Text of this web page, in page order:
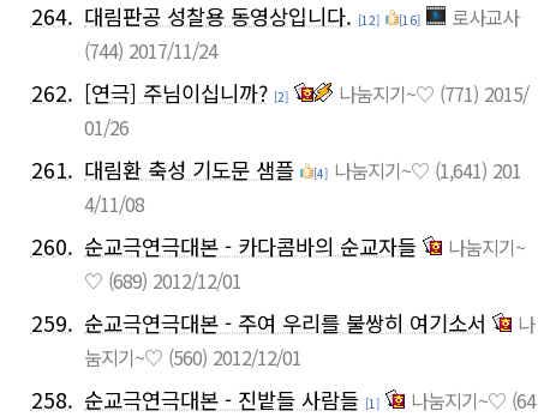
264. 대림판공 성찰용 동영상입니다. [12] [16]
로사교사
(744) 2017/11/24
262. [연극] 주님이십니까? [2] 나눔지기~♡ (771) 2015/
01/26
261. 대림환 축성 기도문 샘플 [4] 나눔지기~♡ (1,641) 201
4/11/08
260. 순교극연극대본 - 카다콤바의 순교자들
나눔지기~
♡ (689) 2012/12/01
259. 순교극연극대본 - 주여 우리를 불쌍히 여기소서
나
눔지기~♡ (560) 2012/12/01
258. 순교극연극대본 - 진밭들 사람들 [1] 나눔지기~♡ (64